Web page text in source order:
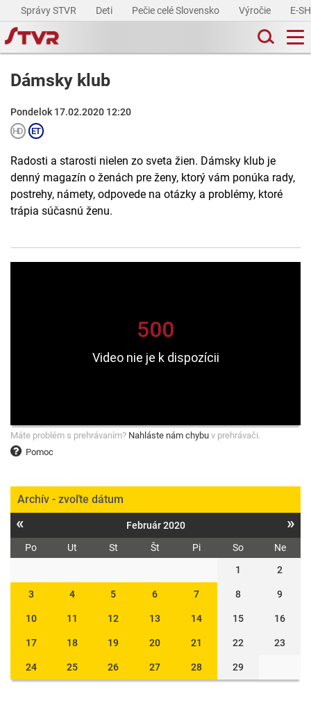
Správy STVR Deti Pečie celé Slovensko Výročie E-
Dámsky klub
Pondelok 17.02.2020 12:20
Radosti a starosti nielen zo sveta žien. Dámsky klub je
denný magazín o ženách pre ženy, ktorý vám ponúka rady,
postrehy, námety, odpovede na otázky a problémy, ktoré
trápia súčasnú ženu.
Pomoc
Máte problém s prehrávaním? Nahláste nám chybu v prehrávači.
Archív - zvoľte dátum
« Február 2020 »
Po Ut St Št Pi So
Ne
1
2
3 4 5 6 7 8 9
10 11 12 13 14 15 16
17 18 19 20 21 22 23
24 25 26 27 28 29